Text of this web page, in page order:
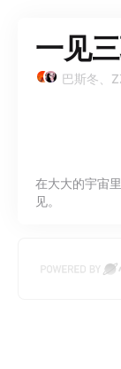
一见
巴斯冬、
在大大的宇宙
见。